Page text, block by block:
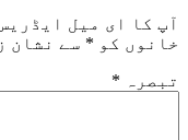
آپ کا ای میل
خانوں کو * سے نشان
تبصرہ *